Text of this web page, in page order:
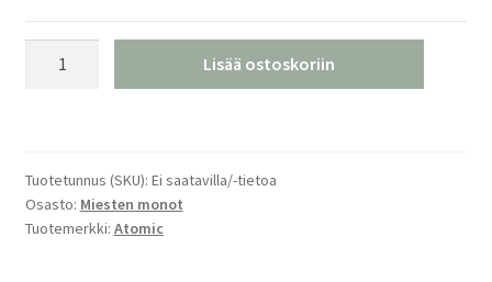
GW
Laskettelumonot
Lisää ostoskoriin
Tuotetunnus (SKU): Ei saatavilla/-tietoa
Osasto: Miesten monot
Tuotemerkki: Atomic